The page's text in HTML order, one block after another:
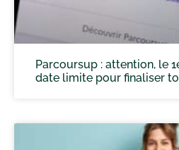
Parcoursup : attention, le
date limite pour finaliser